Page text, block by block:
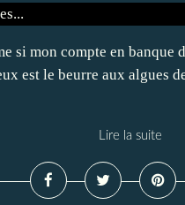
si mon compte en
est le beurre aux algues
Lire la suite